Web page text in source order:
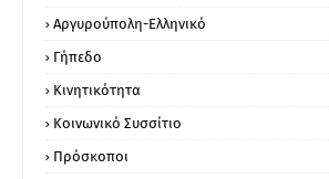
Αργυρούπολη-Ελληνικό
Γήπεδο
Κινητικότητα
Κοινωνικό Συσσίτιο
Πρόσκοποι